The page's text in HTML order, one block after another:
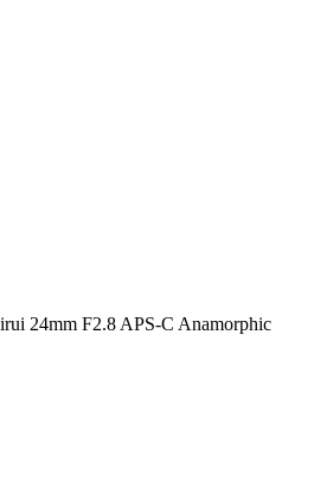
24mm F2.8 APS-C Anamorphic